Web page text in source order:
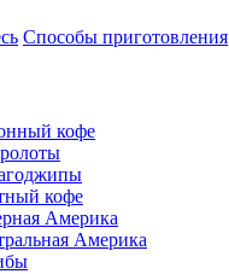
Способы приготовления
кофе
кофе
Америка
Америка